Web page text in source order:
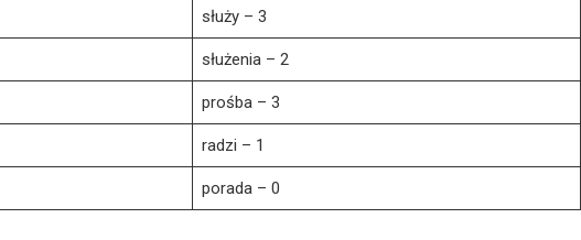
służy – 3
służenia – 2
prośba – 3
radzi – 1
porada – 0